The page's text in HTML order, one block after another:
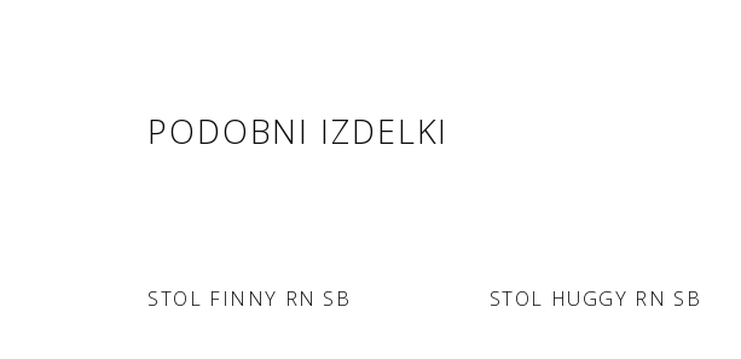
PODOBNI IZDELKI
POVPRAŠEVANJE
STOL FINNY RN SB
POVPRAŠEVANJE
STOL HUGGY RN SB